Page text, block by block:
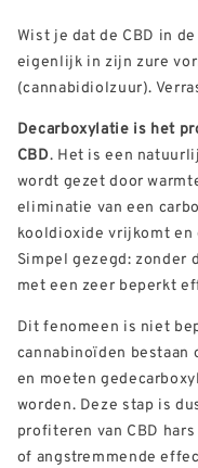
Wist je dat de CBD in
eigenlijk in zijn zure
(cannabidiolzuur).
Decarboxylatie is het
CBD. Het is een
wordt gezet door
eliminatie van een
kooldioxide vrijkomt en
Simpel gezegd: zonder
met een zeer beperkt
Dit fenomeen is niet
cannabinoïden bestaan
en moeten
worden. Deze stap is
profiteren van CBD
of angstremmende